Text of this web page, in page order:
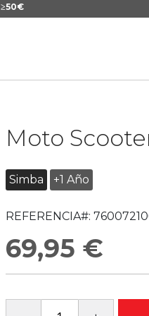
Moto
Simba +1 Año
REFERENCIA#:
69,95 €